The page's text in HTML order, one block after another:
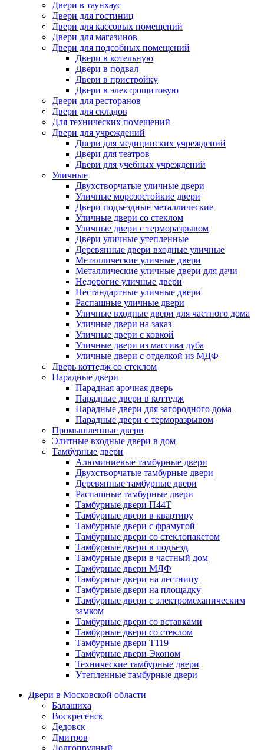
Двери в таунхаус
Двери для гостиниц
Двери для кассовых помещений
Двери для магазинов
Двери для подсобных помещений
Двери в котельную
Двери в подвал
Двери в пристройку
Двери в электрощитовую
Двери для ресторанов
Двери для складов
Для технических помещений
Двери для учреждений
Двери для медицинских учреждений
Двери для театров
Двери для учебных учреждений
Уличные
Двухстворчатые уличные двери
Уличные морозостойкие двери
Двери подъездные металлические
Уличные двери со стеклом
Уличные двери с терморазрывом
Двери уличные утепленные
Деревянные двери входные уличные
Металлические уличные двери
Металлические уличные двери для дачи
Недорогие уличные двери
Нестандартные уличные двери
Распашные уличные двери
Уличные входные двери для частного дома
Уличные двери на заказ
Уличные двери с ковкой
Уличные двери из массива дуба
Уличные двери с отделкой из МДФ
Дверь коттедж со стеклом
Парадные двери
Парадная арочная дверь
Парадные двери в коттедж
Парадные двери для загородного дома
Парадные двери с терморазрывом
Промышленные двери
Элитные входные двери в дом
Тамбурные двери
Алюминиевые тамбурные двери
Двухстворчатые тамбурные двери
Деревянные тамбурные двери
Распашные тамбурные двери
Тамбурные двери П44Т
Тамбурные двери в квартиру
Тамбурные двери с фрамугой
Тамбурные двери со стеклопакетом
Тамбурные двери в подъезд
Тамбурные двери в частный дом
Тамбурные двери МДФ
Тамбурные двери на лестницу
Тамбурные двери на площадку
Тамбурные двери с электромеханическим
замком
Тамбурные двери со вставками
Тамбурные двери со стеклом
Тамбурные двери Т119
Тамбурные двери Эконом
Технические тамбурные двери
Утепленные тамбурные двери
Двери в Московской области
Балашиха
Воскресенск
Дедовск
Дмитров
Долгопрудный